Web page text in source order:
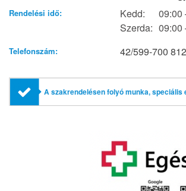
Rendelési idő: Kedd:
09:00
Szerda: 09:00
Telefonszám: 42/599-700
A szakrendelésen folyó munka, speciális